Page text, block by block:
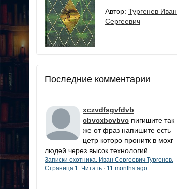
Автор: Тургенев Иван
Сергеевич
Последние комментарии
xczvdfsgvfdvb
cbvcxbcvbvc пигишите так
же от фраз напишите есть
цетр которо пронитк в мохг
людей через высок технологий
Записки охотника. Иван Сергеевич Тургенев.
Страница 1. Читать · 11 months ago